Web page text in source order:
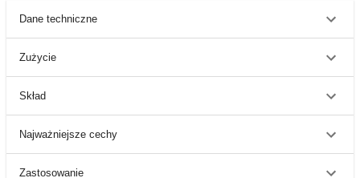
Dane techniczne
Zużycie
Skład
Najważniejsze cechy
Zastosowanie